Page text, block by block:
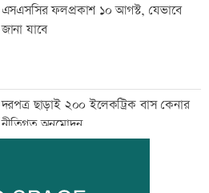
এসএসসির ফলপ্রকাশ ১০ আগস্ট, যেভাবে
জানা যাবে
দরপত্র ছাড়াই ২০০ ইলেকট্রিক বাস কেনার
নীতিগত অনুমোদন